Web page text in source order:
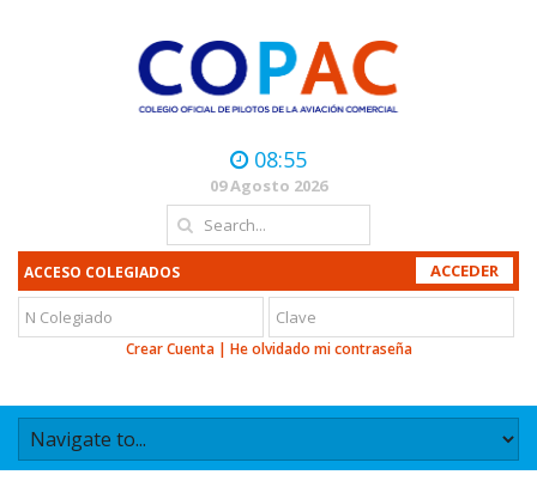
08:55
09 Agosto 2026
ACCESO COLEGIADOS
Crear Cuenta| He olvidado mi contraseña